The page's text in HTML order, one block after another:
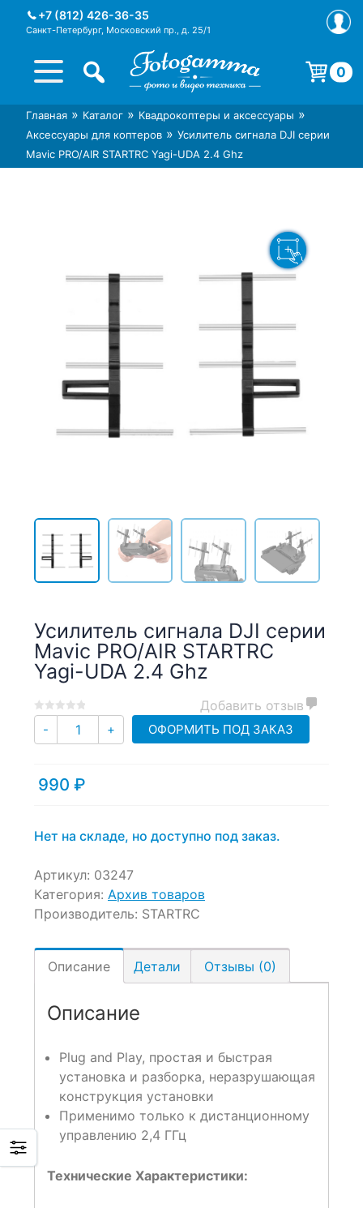
+7 (812) 426-36-35
Санкт-Петербург, Московский пр., д. 25/1
Интернет-магазин фототехники
Foto-Gamma в СПб
Магазин фотоаксессуаров foto-
gamma.ru
0
Корзина пуста.
Главная » Каталог » Квадрокоптеры и аксессуары »
Аксессуары для коптеров » Усилитель сигнала DJI серии
Mavic PRO/AIR STARTRC Yagi-UDA 2.4 Ghz
Усилитель сигнала DJI серии
Mavic PRO/AIR STARTRC
Yagi-UDA 2.4 Ghz
05
on
0
Добавить отзыв
- Количество
+ ОФОРМИТЬ ПОД ЗАКАЗ
990 ₽
Нет на складе, но доступно под заказ.
Артикул: 03247
Категория: Архив товаров
Производитель: STARTRC
Описание Детали Отзывы (0)
Описание
Plug and Play, простая и быстрая
установка и разборка, неразрушающая
конструкция установки
Применимо только к дистанционному
управлению 2,4 ГГц
Технические Характеристики: